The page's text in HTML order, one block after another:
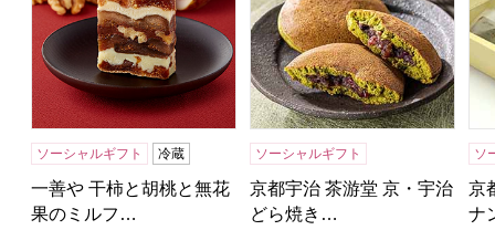
ソーシャルギフト 冷蔵
一善や 干柿と胡桃と無花
果のミルフ…
ソーシャルギフト
京都宇治 茶游堂 京・宇治
どら焼き…
ソ
京
ナ